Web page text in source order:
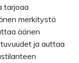
tarjoaa
merkitystä
äänen
ja auttaa